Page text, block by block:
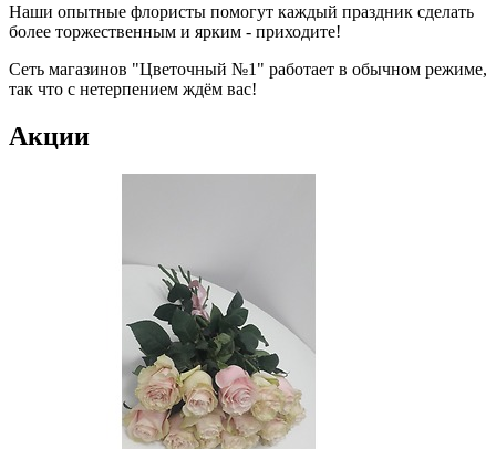
Наши опытные флористы помогут каждый праздник сделать
более торжественным и ярким - приходите!
Сеть магазинов "Цветочный №1" работает в обычном режиме,
так что с нетерпением ждём вас!
Акции